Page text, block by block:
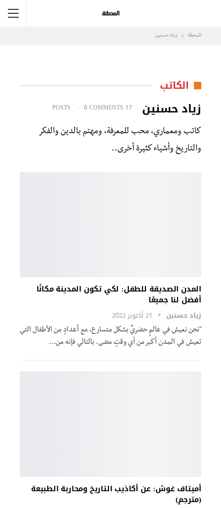
المحطة زياد حسنين
الكاتب
زياد حسنين 17 POSTS
0 COMMENTS
كاتب ومعماري، محب للمعرفة، ومهتم بالدين والفكر
والتاريخ وأشياء كثيرة أخرى..
المدن الصديقة للطفل: لكي تكون المدينة مكانًا
أفضل لنا جميعًا
زياد حسنين 21 أكتوبر 2022
"نحن نعيش في عالمٍ حضريٍّ بشكل متسارع، مع أعدادٍ من الأطفال التي
تعيش في المدن أكبر من أي وقتٍ مضى. بالتالي فإنه من…
أميتاف غوش: عن أكاذيب التاريخ ومحاربة الطبيعة
(مترجم)